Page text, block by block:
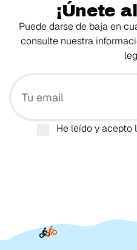
¡Únete
Puede darse de baja en
consulte nuestra
He leído y acepto